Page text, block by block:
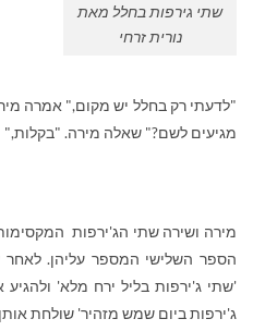
שתי גירפות בחלל מאת
נורית זרחי
"לדעתי רק בחלל יש מקום," אמרה
מגיעים לשם?" שאלה מירה.
מירה ושירה שתי הג'ירפות
הספר השלישי המספר עליהן. לאחר
'שתי ג'ירפות בליל ירח מלא'
ג'ירפות ביום שמש מזהיר' שולחת